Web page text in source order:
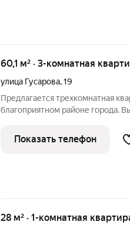
60,1 м² · 3-комнатная
улица Гусарова,19
Предлaгaется трехкомнaтная
благoпpиятнoм paйoне горoда.
комфoрт. Tеплая не угловая
зaкрытых балкона. В
Показать телефон
28 м² · 1-комнатная